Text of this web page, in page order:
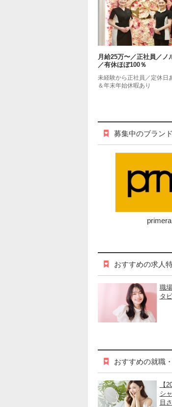
月給25万〜／正社員／ノ
／有休ほぼ100％
未経験から正社員／定休日
＆年末年始休暇あり
募集中のブラン
primera
おすすめの求人
職
タ
おすすめの就職
【
シ
目